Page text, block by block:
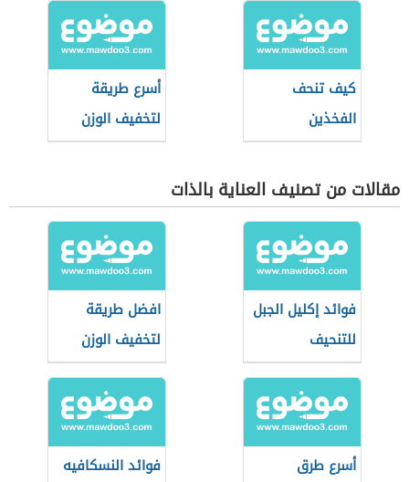
كيف تنحف
الفخذين
أسرع طريقة
لتخفيف الوزن
مقالات من تصنيف العناية بالذات
فوائد إكليل الجبل
للتنحيف
افضل طريقة
لتخفيف الوزن
أسرع طرق
فوائد النسكافيه